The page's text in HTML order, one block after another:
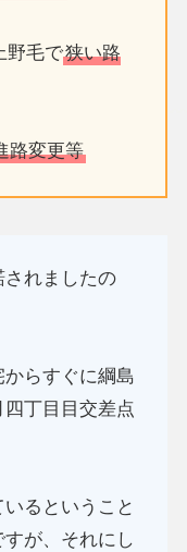
野毛で狭い路
路変更等
れましたの
らすぐに綱島
丁目目交差点
るということ
が、それにし